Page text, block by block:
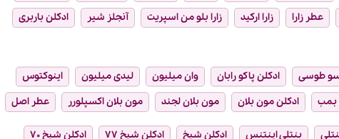
عطر زارا زارا ارکید زارا بلو من اسپریت آنجلز شیر
ادکلن باربری
طوسی ادکلن پاکو رابان وان میلیون لیدی میلیون
اینوکتوس
بمب ادکلن مون بلان مون بلان لجند مون بلان اکسپلورر عطر اصل
بنتلی اینتنس ادکلن شیخ ادکلن شیخ ۷۷ ادکلن شیخ ۷۰